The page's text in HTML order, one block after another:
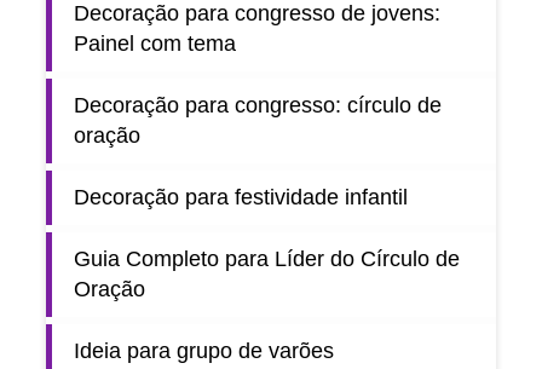
Decoração para congresso de jovens:
Painel com tema
Decoração para congresso: círculo de
oração
Decoração para festividade infantil
Guia Completo para Líder do Círculo de
Oração
Ideia para grupo de varões